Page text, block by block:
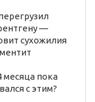
—
сухожилия
пока
с этим?